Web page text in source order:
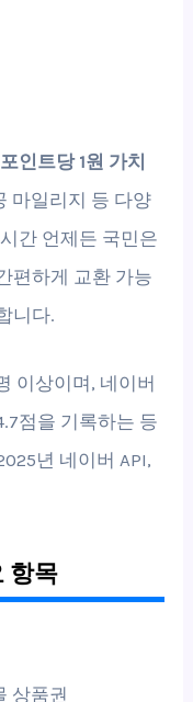
포인트당 1원 가치
마일리지 등 다양
간 언제든 국민은
편하게 교환 가능
니다.
이상이며, 네이버
점을 기록하는 등
년 네이버 API,
항목
상품권